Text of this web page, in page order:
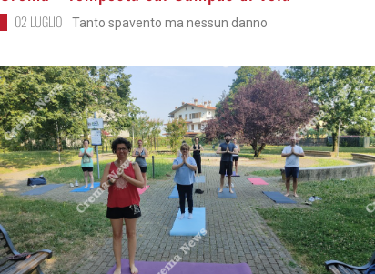
02 LUGLIO Tanto spavento ma nessun danno